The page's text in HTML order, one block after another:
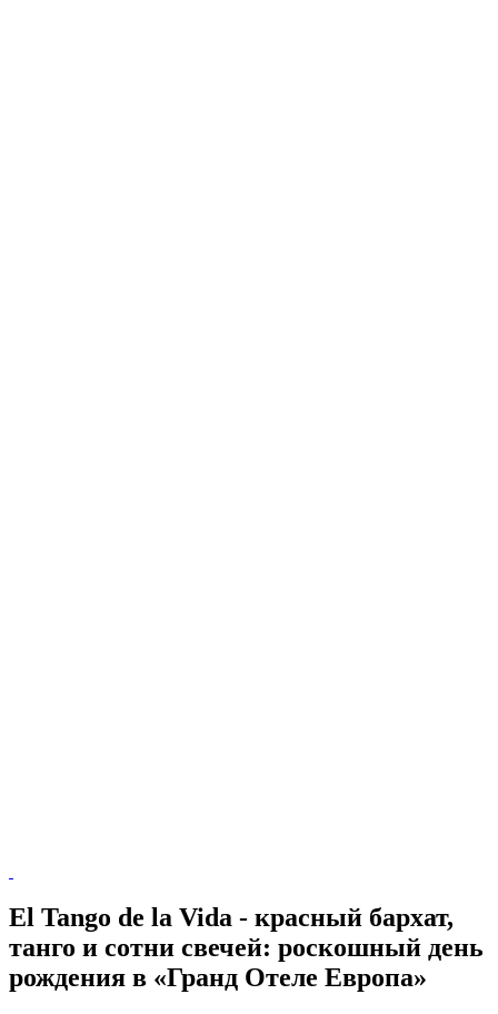
El Tango de la Vida - красный бархат,
танго и сотни свечей: роскошный день
рождения в «Гранд Отеле Европа»